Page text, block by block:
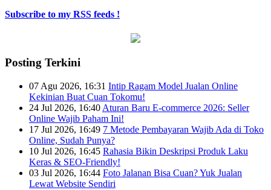
Subscribe to my RSS feeds !
Posting Terkini
07 Agu 2026, 16:31 Intip Ragam Model Jualan Online
Kekinian Buat Cuan Tokomu!
24 Jul 2026, 16:40 Aturan Baru E-commerce 2026: Seller
Online Wajib Paham Ini!
17 Jul 2026, 16:49 7 Metode Pembayaran Wajib Ada di Toko
Online, Sudah Punya?
10 Jul 2026, 16:45 Rahasia Bikin Deskripsi Produk Laku
Keras & SEO-Friendly!
03 Jul 2026, 16:44 Foto Jalanan Bisa Cuan? Yuk Jualan
Lewat Website Sendiri